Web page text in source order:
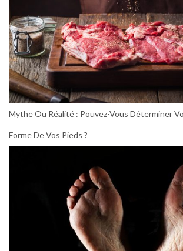
Mythe Ou Réalité : Pouvez-Vous Déterminer
Forme De Vos Pieds ?